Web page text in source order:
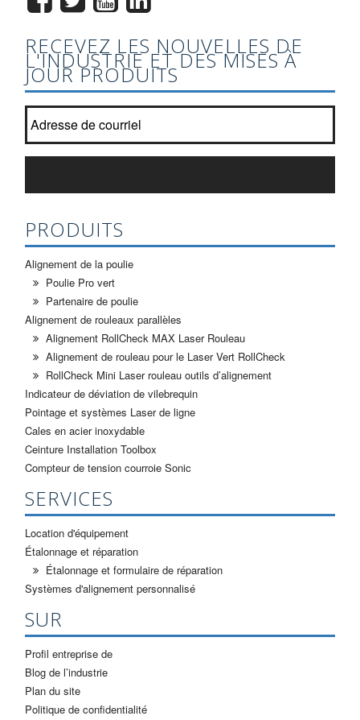
RECEVEZ LES NOUVELLES DE
L'INDUSTRIE ET DES MISES À
JOUR PRODUITS
Joignez-vous à notre liste de bulletin? *
PRODUITS
Alignement de la poulie
Poulie Pro vert
Partenaire de poulie
Alignement de rouleaux parallèles
Alignement RollCheck MAX Laser Rouleau
Alignement de rouleau pour le Laser Vert RollCheck
RollCheck Mini Laser rouleau outils d’alignement
Indicateur de déviation de vilebrequin
Pointage et systèmes Laser de ligne
Cales en acier inoxydable
Ceinture Installation Toolbox
Compteur de tension courroie Sonic
SERVICES
Location d'équipement
Étalonnage et réparation
Étalonnage et formulaire de réparation
Systèmes d'alignement personnalisé
SUR
Profil entreprise de
Blog de l’industrie
Plan du site
Politique de confidentialité